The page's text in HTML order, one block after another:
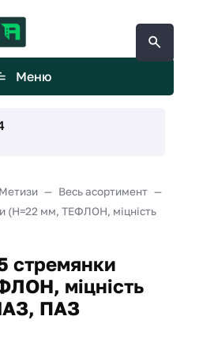
Меню
Метизи
Весь асортимент
(H=22 мм, ТЕФЛОН, міцність
стремянки
міцність
ПАЗ